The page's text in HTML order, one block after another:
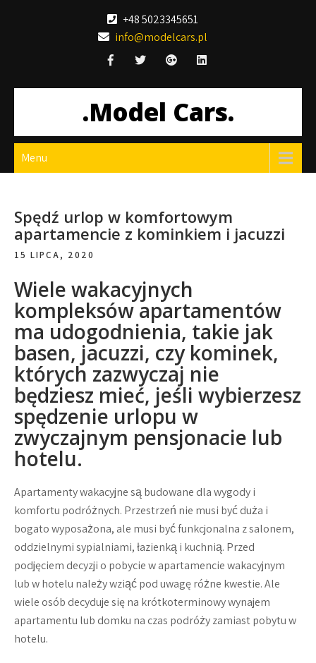
+48 5023345651
info@modelcars.pl
.Model Cars.
Menu
Spędź urlop w komfortowym
apartamencie z kominkiem i jacuzzi
15 LIPCA, 2020
Wiele wakacyjnych
kompleksów apartamentów
ma udogodnienia, takie jak
basen, jacuzzi, czy kominek,
których zazwyczaj nie
będziesz mieć, jeśli wybierzesz
spędzenie urlopu w
zwyczajnym pensjonacie lub
hotelu.
Apartamenty wakacyjne są budowane dla wygody i
komfortu podróżnych. Przestrzeń nie musi być duża i
bogato wyposażona, ale musi być funkcjonalna z salonem,
oddzielnymi sypialniami, łazienką i kuchnią. Przed
podjęciem decyzji o pobycie w apartamencie wakacyjnym
lub w hotelu należy wziąć pod uwagę różne kwestie. Ale
wiele osób decyduje się na krótkoterminowy wynajem
apartamentu lub domku na czas podróży zamiast pobytu w
hotelu.